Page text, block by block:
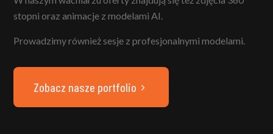
stopni oraz animacje z modelami AI.
Prowadzimy również sesje z profesjonalnymi modelami.
Zobacz nasze portfolio